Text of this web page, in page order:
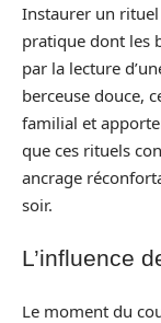
Instaurer un
pratique dont les
par la lecture
berceuse douce,
familial et
que ces rituels
ancrage
soir.
L’influence
Le moment du